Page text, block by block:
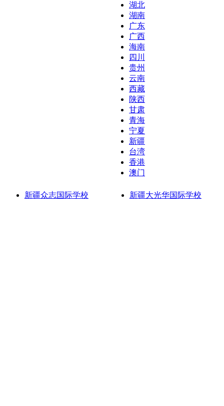
湖北
湖南
广东
广西
海南
四川
贵州
云南
西藏
陕西
甘肃
青海
宁夏
新疆
台湾
香港
澳门
新疆众志国际学校 新疆大光华国际学校